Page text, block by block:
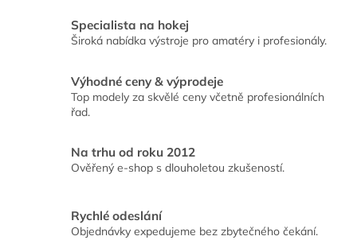
Specialista na hokej
Široká nabídka výstroje pro amatéry i profesionály.
Výhodné ceny & výprodeje
Top modely za skvělé ceny včetně profesionálních
řad.
Na trhu od roku 2012
Ověřený e-shop s dlouholetou zkušeností.
Rychlé odeslání
Objednávky expedujeme bez zbytečného čekání.